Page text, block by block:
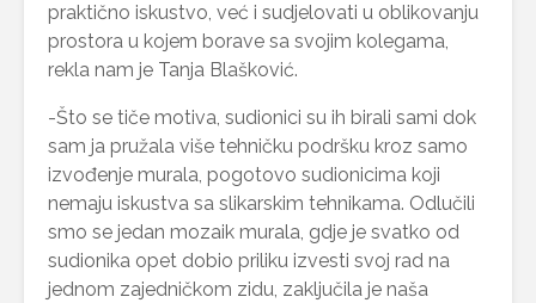
praktično iskustvo, već i sudjelovati u oblikovanju
prostora u kojem borave sa svojim kolegama,
rekla nam je Tanja Blašković.
-Što se tiče motiva, sudionici su ih birali sami dok
sam ja pružala više tehničku podršku kroz samo
izvođenje murala, pogotovo sudionicima koji
nemaju iskustva sa slikarskim tehnikama. Odlučili
smo se jedan mozaik murala, gdje je svatko od
sudionika opet dobio priliku izvesti svoj rad na
jednom zajedničkom zidu, zaključila je naša